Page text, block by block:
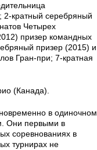
2-кратный серебряный
Четырех
призер командных
призер (2015) и
Гран-при; 7-кратная
(Канада).
в одиночном
Они первыми в
соревнованиях в
турнирах не